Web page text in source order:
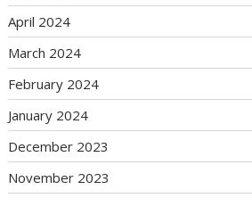
April 2024
March 2024
February 2024
January 2024
December 2023
November 2023